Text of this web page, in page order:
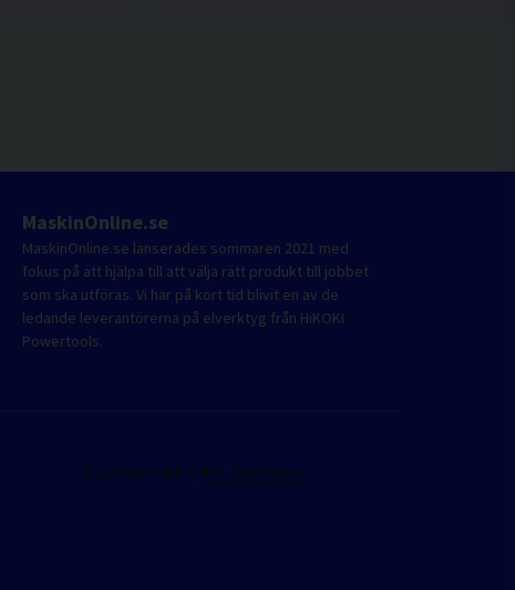
MaskinOnline.se
MaskinOnline.se lanserades sommaren 2021 med
fokus på att hjälpa till att välja rätt produkt till jobbet
som ska utföras. Vi har på kort tid blivit en av de
ledande leverantörerna på elverktyg från HiKOKI
Powertools.